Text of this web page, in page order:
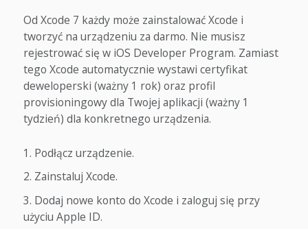
Od Xcode 7 każdy może zainstalować Xcode i
tworzyć na urządzeniu za darmo. Nie musisz
rejestrować się w iOS Developer Program. Zamiast
tego Xcode automatycznie wystawi certyfikat
deweloperski (ważny 1 rok) oraz profil
provisioningowy dla Twojej aplikacji (ważny 1
tydzień) dla konkretnego urządzenia.
Podłącz urządzenie.
Zainstaluj Xcode.
Dodaj nowe konto do Xcode i zaloguj się przy
użyciu Apple ID.